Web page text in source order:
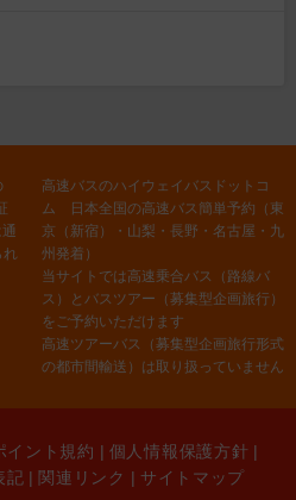
高速バスのハイウェイバスドットコ
ム 日本全国の高速バス簡単予約（東
京（新宿）・山梨・長野・名古屋・九
州発着）
当サイトでは高速乗合バス（路線バ
ス）とバスツアー（募集型企画旅行）
をご予約いただけます
高速ツアーバス（募集型企画旅行形式
の都市間輸送）は取り扱っていません
イント規約 | 個人情報保護方針 |
記 | 関連リンク | サイトマップ